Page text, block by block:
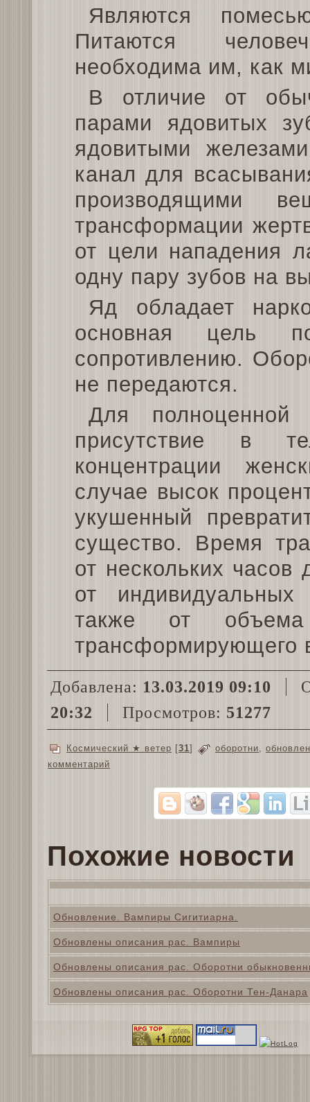
Являются
Питаются
необходима им, как
В отличие от
парами ядовитых
ядовитыми
канал для
производящими
трансформации
от цели нападения
одну пару зубов на
Яд обладает
основная цель
сопротивлению.
не передаются.
Для полноценной
присутствие в
концентрации
случае высок
укушенный
существо. Время
от нескольких часов
от
также от
трансформирующего
Добавлена: 13.03.2019 09:10
20:32
Просмотров: 51277
Космический ★ ветер [31] оборотни,
комментарий
Похожие новости
Обновление. Вампиры Сигитиарна.
Обновлены описания рас. Вампиры
Обновлены описания рас. Оборотни
Обновлены описания рас. Оборотни Тен-Данара